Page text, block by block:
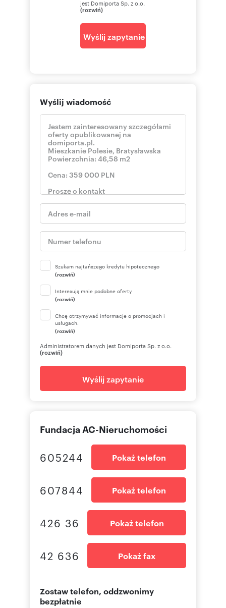
jest Domiporta Sp. z o.o.
(rozwiń)
Wyślij zapytanie
Wyślij wiadomość
Szukam najtańszego kredytu hipotecznego
(rozwiń)
Interesują mnie podobne oferty
(rozwiń)
Chcę otrzymywać informacje o promocjach i
usługach.
(rozwiń)
Administratorem danych jest Domiporta Sp. z o.o.
(rozwiń)
Wyślij zapytanie
Fundacja AC-Nieruchomości
605244 Pokaż telefon
607844 Pokaż telefon
426 36 Pokaż telefon
42 636 Pokaż fax
Zostaw telefon, oddzwonimy
bezpłatnie